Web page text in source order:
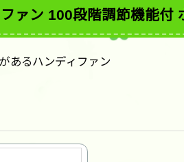
ァン 100段階調節機能付
あるハンディファン